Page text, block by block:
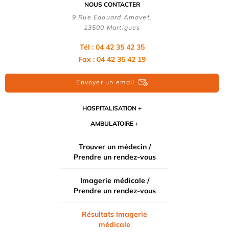
NOUS CONTACTER
9 Rue Edouard Amavet,
13500 Martigues
Tél : 04 42 35 42 35
Fax : 04 42 35 42 19
Envoyer un email
HOSPITALISATION
AMBULATOIRE
Trouver un médecin /
Prendre un rendez-vous
Imagerie médicale /
Prendre un rendez-vous
Résultats Imagerie
médicale